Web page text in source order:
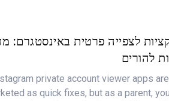
לצפייה פרטית באינסטגרם:
להורים
private account viewer apps
as quick fixes, but as a parent,